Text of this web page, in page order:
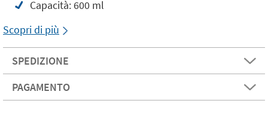
Capacità: 600 ml
Scopri di più
SPEDIZIONE
PAGAMENTO